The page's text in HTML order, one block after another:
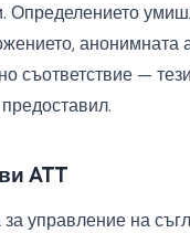
Определението
анонимната
съответствие —
ATT
управление на